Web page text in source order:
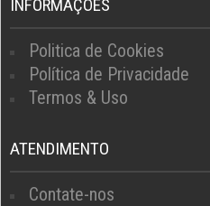
INFORMAÇÕES
Politica de Cookies
Política de Privacidade
Termos & Uso
ATENDIMENTO
Contate-nos